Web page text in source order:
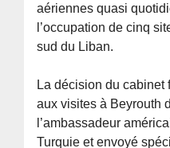
aériennes quasi
l’occupation de cinq
sud du Liban.
La décision du cabinet
aux visites à Beyrouth
l’ambassadeur
Turquie et envoyé